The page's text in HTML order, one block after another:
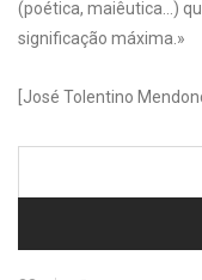
(poética, maiêutica…)
significação máxima.»
[José Tolentino